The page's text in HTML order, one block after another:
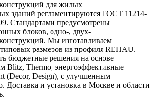
для жилых
зданий регламентируются ГОСТ 11214-
Стандартами предусмотрены
блоков, одно-, двух-
Мы изготавливаем
размеров из профиля REHAU.
бюджетные решения на основе
Blitz, Thermo, энергоэффективные
(Decor, Design), с улучшенным
Доставка и установка в Москве и области